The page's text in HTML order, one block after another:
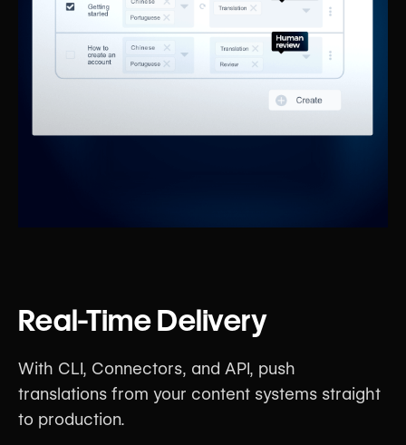
Real-Time Delivery
With CLI, Connectors, and API, push
translations from your content systems straight
to production.